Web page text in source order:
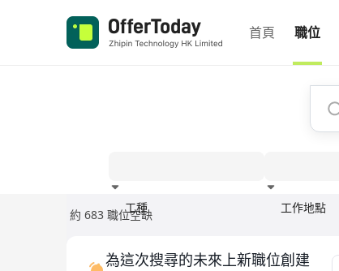
首頁 職位
工種 工作地點
約 683 職位空缺
為這次搜尋的未來上新職位創建